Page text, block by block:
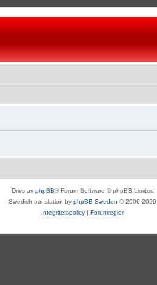
Drivs av phpBB® Forum Software © phpBB Limited
Swedish translation by phpBB Sweden © 2006-2020
Integritetspolicy | Forumregler